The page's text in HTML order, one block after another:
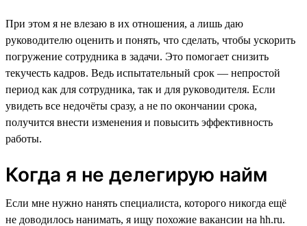
При этом я не влезаю в их отношения, а лишь даю
руководителю оценить и понять, что сделать, чтобы ускорить
погружение сотрудника в задачи. Это помогает снизить
текучесть кадров. Ведь испытательный срок — непростой
период как для сотрудника, так и для руководителя. Если
увидеть все недочёты сразу, а не по окончании срока,
получится внести изменения и повысить эффективность
работы.
Когда я не делегирую найм
Если мне нужно нанять специалиста, которого никогда ещё
не доводилось нанимать, я ищу похожие вакансии на hh.ru.